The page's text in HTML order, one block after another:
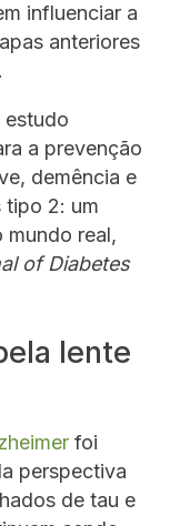
influenciar a
anteriores
estudo
a prevenção
demência e
tipo 2: um
real,
of Diabetes
lente
foi
perspectiva
de tau e